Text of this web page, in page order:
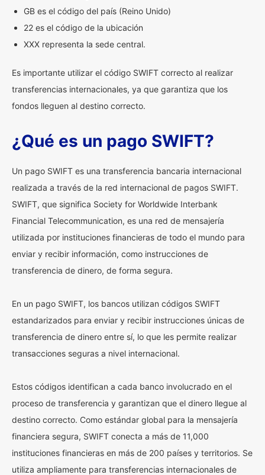
GB es el código del país (Reino Unido)
22 es el código de la ubicación
XXX representa la sede central.
Es importante utilizar el código SWIFT correcto al realizar
transferencias internacionales, ya que garantiza que los
fondos lleguen al destino correcto.
¿Qué es un pago SWIFT?
Un pago SWIFT es una transferencia bancaria internacional
realizada a través de la red internacional de pagos SWIFT.
SWIFT, que significa Society for Worldwide Interbank
Financial Telecommunication, es una red de mensajería
utilizada por instituciones financieras de todo el mundo para
enviar y recibir información, como instrucciones de
transferencia de dinero, de forma segura.
En un pago SWIFT, los bancos utilizan códigos SWIFT
estandarizados para enviar y recibir instrucciones únicas de
transferencia de dinero entre sí, lo que les permite realizar
transacciones seguras a nivel internacional.
Estos códigos identifican a cada banco involucrado en el
proceso de transferencia y garantizan que el dinero llegue al
destino correcto. Como estándar global para la mensajería
financiera segura, SWIFT conecta a más de 11,000
instituciones financieras en más de 200 países y territorios. Se
utiliza ampliamente para transferencias internacionales de